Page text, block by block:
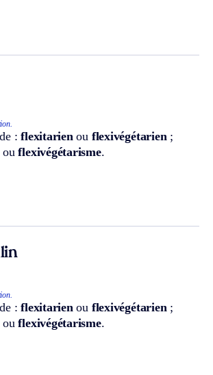
:flexitarien ou flexivégétarien ;
ouflexivégétarisme.
:flexitarien ou flexivégétarien ;
ouflexivégétarisme.